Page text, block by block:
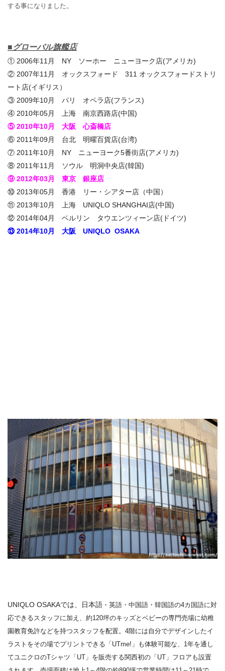
する事になりました。
■グローバル旗艦店
① 2006年11月 NY ソーホー ニューヨーク店(アメリカ)
② 2007年11月 オックスフォード 311 オックスフォードストリ
ート店(イギリス）
③ 2009年10月 パリ オペラ店(フランス)
④ 2010年05月 上海 南京西路店(中国)
⑤ 2010年10月 大阪 心斎橋店
⑥ 2011年09月 台北 明曜百貨店(台湾)
⑦ 2011年10月 NY ニューヨーク5番街店(アメリカ)
⑧ 2011年11月 ソウル 明洞中央店(韓国)
⑨ 2012年03月 東京 銀座店
⑩ 2013年05月 香港 リー・シアター店（中国）
⑪ 2013年10月 上海 UNIQLO SHANGHAI店(中国)
⑫ 2014年04月 ベルリン タウエンツィーン店(ドイツ)
⑬ 2014年10月 大阪 UNIQLO OSAKA
UNIQLO OSAKAでは、日本語 ・英語・中国語・韓国語の4カ国語に対
応できるスタッフに加え、約120坪のキッズとベビーの専門売場に幼稚
園教育免許などを持つスタッフを配置。4階には自分でデザインしたイ
ラストをその場でプリントできる「UTme!」も体験可能な、1年を通し
てユニクロのTシャツ「UT」を販売する関西初の「UT」フロアも設置